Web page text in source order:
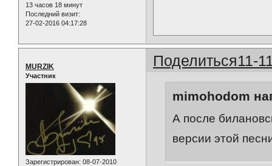
13 часов 18 минут
Последний визит:
27-02-2016 04:17:28
Поделиться11-
MURZIK
Участник
Зарегистрирован: 08-07-2010
mimohodom
А после
версии этой